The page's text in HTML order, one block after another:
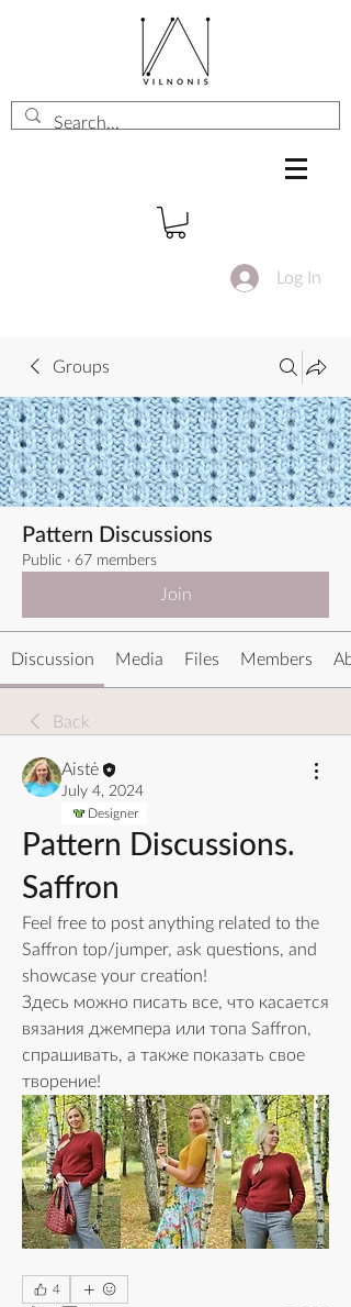
Log In
Groups
Pattern Discussions
Public · 67 members
Join
Discussion Media Files Members
Back
Aistė
July 4, 2024
Designer
Pattern Discussions.
Saffron
Feel free to post anything related to the
Saffron top/jumper, ask questions, and
showcase your creation!
Здесь можно писать все, что касается
вязания джемпера или топа Saffron,
спрашивать, а также показать свое
творение!
4